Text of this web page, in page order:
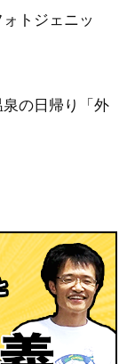
トジェニッ
の日帰り「外